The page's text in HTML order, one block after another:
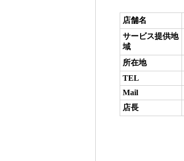
店舗名
サービス提供地
域
所在地
TEL
Mail
店長